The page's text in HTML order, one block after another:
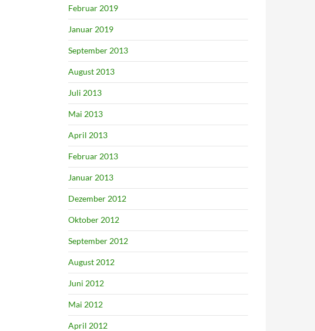
Februar 2019
Januar 2019
September 2013
August 2013
Juli 2013
Mai 2013
April 2013
Februar 2013
Januar 2013
Dezember 2012
Oktober 2012
September 2012
August 2012
Juni 2012
Mai 2012
April 2012